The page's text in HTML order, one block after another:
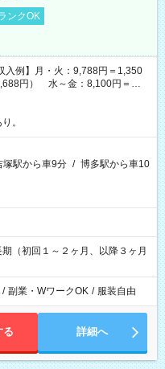
ンクOK
入例】月・火：9,788円＝1,350
円） 水～金：8,100円＝
。
塚駅から車9分 / 博多駅から車10
（初回１～２ヶ月、以降３ヶ月
/ 副業・WワークOK / 服装自由
る 詳細へ